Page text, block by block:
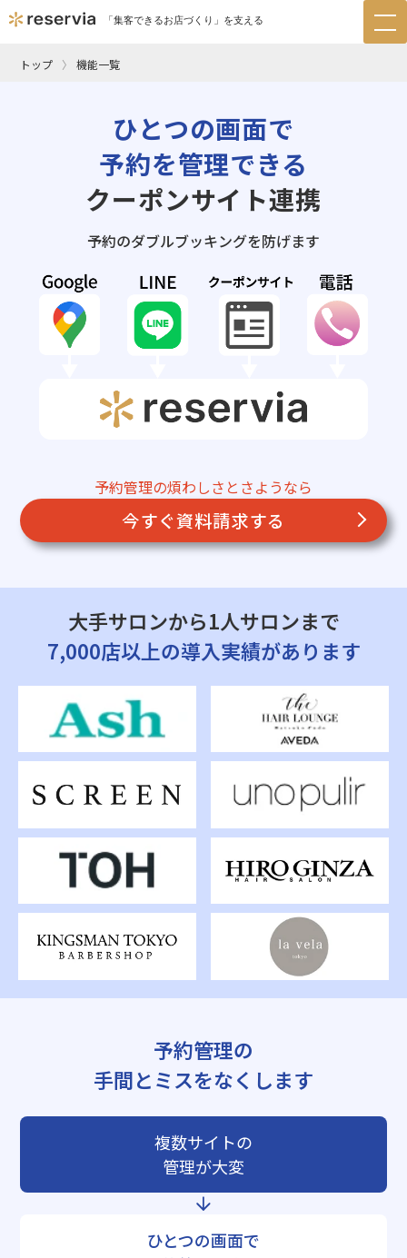
「集客できるお店づくり」を支える
トップ 機能一覧
ひとつの画面で
予約を管理できる
クーポンサイト連携
予約のダブルブッキングを防げます
予約管理の煩わしさとさようなら
今すぐ資料請求する
大手サロンから1人サロンまで
7,000店以上の導入実績があります
予約管理の
手間とミスをなくします
複数サイトの
管理が大変
ひとつの画面で